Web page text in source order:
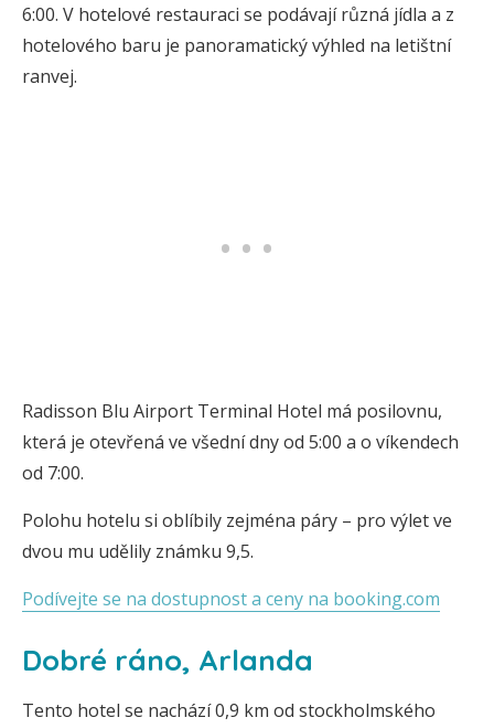
6:00. V hotelové restauraci se podávají různá jídla a z
hotelového baru je panoramatický výhled na letištní
ranvej.
Radisson Blu Airport Terminal Hotel má posilovnu,
která je otevřená ve všední dny od 5:00 a o víkendech
od 7:00.
Polohu hotelu si oblíbily zejména páry – pro výlet ve
dvou mu udělily známku 9,5.
Podívejte se na dostupnost a ceny na booking.com
Dobré ráno, Arlanda
Tento hotel se nachází 0,9 km od stockholmského